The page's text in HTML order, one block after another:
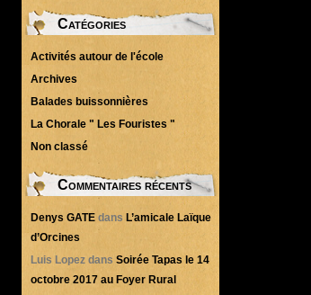
Catégories
Activités autour de l'école
Archives
Balades buissonnières
La Chorale " Les Fouristes "
Non classé
Commentaires récents
Denys GATE dans L’amicale Laïque
d’Orcines
Luis Lopez dans Soirée Tapas le 14
octobre 2017 au Foyer Rural